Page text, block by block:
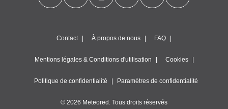
Contact À propos de nous FAQ
Mentions légales & Conditions d'utilisation Cookies
Politique de confidentialité Paramètres de confidentialité
© 2026 Meteored. Tous droits réservés